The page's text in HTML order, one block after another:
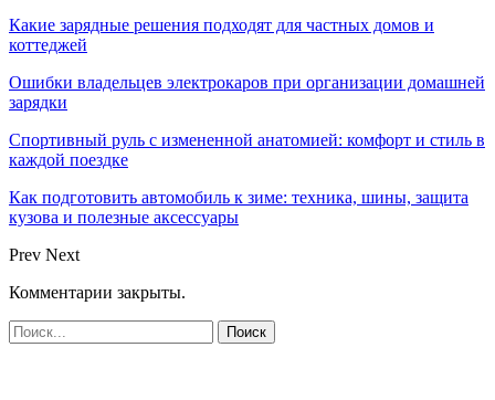
Какие зарядные решения подходят для частных домов и
коттеджей
Ошибки владельцев электрокаров при организации домашней
зарядки
Спортивный руль с измененной анатомией: комфорт и стиль в
каждой поездке
Как подготовить автомобиль к зиме: техника, шины, защита
кузова и полезные аксессуары
Prev Next
Комментарии закрыты.